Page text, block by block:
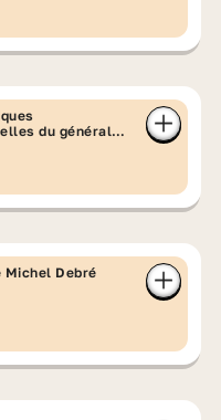
du général
Michel Debré